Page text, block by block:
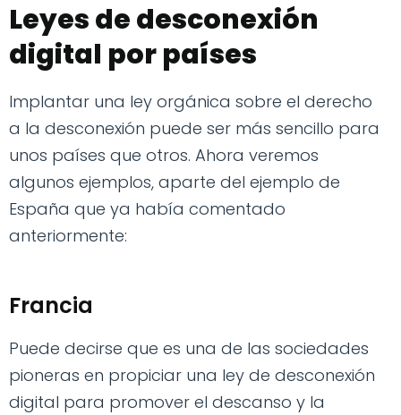
Leyes de desconexión
digital por países
Implantar una ley orgánica sobre el derecho
a la desconexión puede ser más sencillo para
unos países que otros. Ahora veremos
algunos ejemplos, aparte del ejemplo de
España que ya había comentado
anteriormente:
Francia
Puede decirse que es una de las sociedades
pioneras en propiciar una ley de desconexión
digital para promover el descanso y la